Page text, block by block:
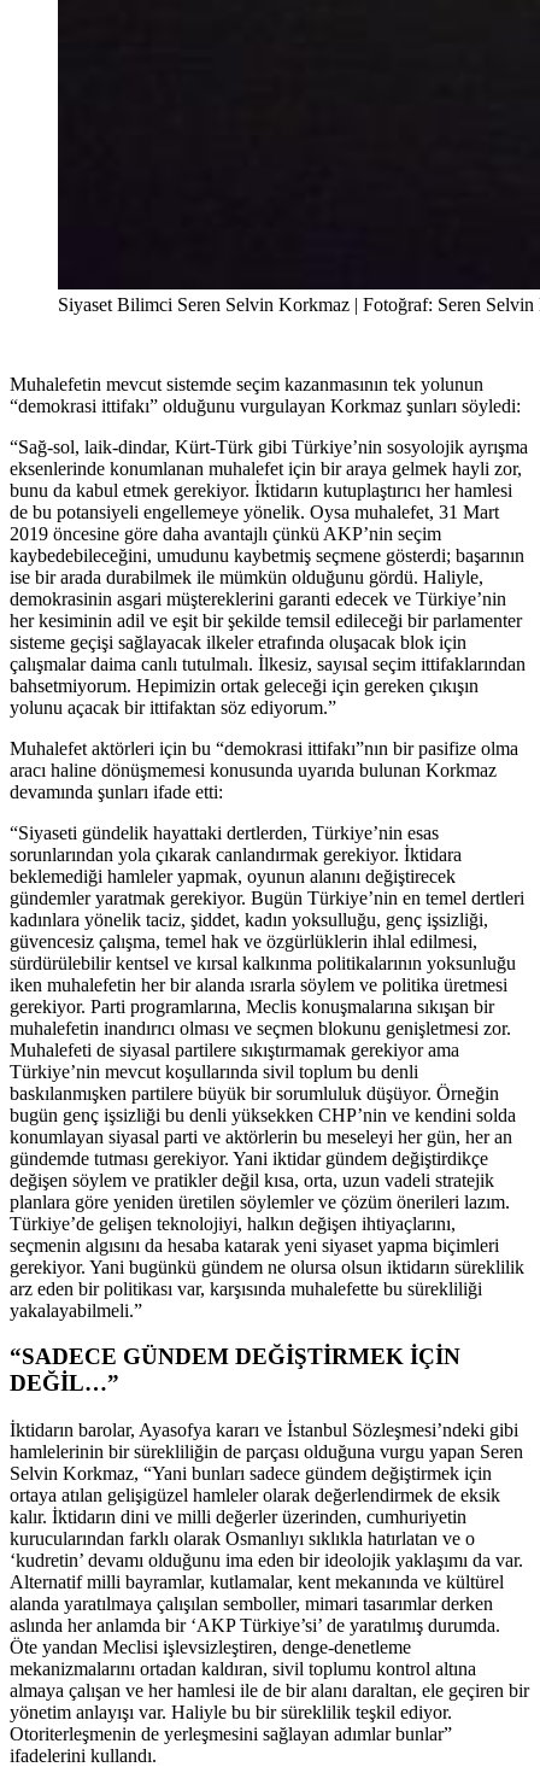
Siyaset Bilimci Seren Selvin Korkmaz | Fotoğraf: Seren Selvin
Muhalefetin mevcut sistemde seçim kazanmasının tek yolunun
“demokrasi ittifakı” olduğunu vurgulayan Korkmaz şunları söyledi:
“Sağ-sol, laik-dindar, Kürt-Türk gibi Türkiye’nin sosyolojik ayrışma
eksenlerinde konumlanan muhalefet için bir araya gelmek hayli zor,
bunu da kabul etmek gerekiyor. İktidarın kutuplaştırıcı her hamlesi
de bu potansiyeli engellemeye yönelik. Oysa muhalefet, 31 Mart
2019 öncesine göre daha avantajlı çünkü AKP’nin seçim
kaybedebileceğini, umudunu kaybetmiş seçmene gösterdi; başarının
ise bir arada durabilmek ile mümkün olduğunu gördü. Haliyle,
demokrasinin asgari müştereklerini garanti edecek ve Türkiye’nin
her kesiminin adil ve eşit bir şekilde temsil edileceği bir parlamenter
sisteme geçişi sağlayacak ilkeler etrafında oluşacak blok için
çalışmalar daima canlı tutulmalı. İlkesiz, sayısal seçim ittifaklarından
bahsetmiyorum. Hepimizin ortak geleceği için gereken çıkışın
yolunu açacak bir ittifaktan söz ediyorum.”
Muhalefet aktörleri için bu “demokrasi ittifakı”nın bir pasifize olma
aracı haline dönüşmemesi konusunda uyarıda bulunan Korkmaz
devamında şunları ifade etti:
“Siyaseti gündelik hayattaki dertlerden, Türkiye’nin esas
sorunlarından yola çıkarak canlandırmak gerekiyor. İktidara
beklemediği hamleler yapmak, oyunun alanını değiştirecek
gündemler yaratmak gerekiyor. Bugün Türkiye’nin en temel dertleri
kadınlara yönelik taciz, şiddet, kadın yoksulluğu, genç işsizliği,
güvencesiz çalışma, temel hak ve özgürlüklerin ihlal edilmesi,
sürdürülebilir kentsel ve kırsal kalkınma politikalarının yoksunluğu
iken muhalefetin her bir alanda ısrarla söylem ve politika üretmesi
gerekiyor. Parti programlarına, Meclis konuşmalarına sıkışan bir
muhalefetin inandırıcı olması ve seçmen blokunu genişletmesi zor.
Muhalefeti de siyasal partilere sıkıştırmamak gerekiyor ama
Türkiye’nin mevcut koşullarında sivil toplum bu denli
baskılanmışken partilere büyük bir sorumluluk düşüyor. Örneğin
bugün genç işsizliği bu denli yüksekken CHP’nin ve kendini solda
konumlayan siyasal parti ve aktörlerin bu meseleyi her gün, her an
gündemde tutması gerekiyor. Yani iktidar gündem değiştirdikçe
değişen söylem ve pratikler değil kısa, orta, uzun vadeli stratejik
planlara göre yeniden üretilen söylemler ve çözüm önerileri lazım.
Türkiye’de gelişen teknolojiyi, halkın değişen ihtiyaçlarını,
seçmenin algısını da hesaba katarak yeni siyaset yapma biçimleri
gerekiyor. Yani bugünkü gündem ne olursa olsun iktidarın süreklilik
arz eden bir politikası var, karşısında muhalefette bu sürekliliği
yakalayabilmeli.”
“SADECE GÜNDEM DEĞİŞTİRMEK İÇİN
DEĞİL…”
İktidarın barolar, Ayasofya kararı ve İstanbul Sözleşmesi’ndeki gibi
hamlelerinin bir sürekliliğin de parçası olduğuna vurgu yapan Seren
Selvin Korkmaz, “Yani bunları sadece gündem değiştirmek için
ortaya atılan gelişigüzel hamleler olarak değerlendirmek de eksik
kalır. İktidarın dini ve milli değerler üzerinden, cumhuriyetin
kurucularından farklı olarak Osmanlıyı sıklıkla hatırlatan ve o
‘kudretin’ devamı olduğunu ima eden bir ideolojik yaklaşımı da var.
Alternatif milli bayramlar, kutlamalar, kent mekanında ve kültürel
alanda yaratılmaya çalışılan semboller, mimari tasarımlar derken
aslında her anlamda bir ‘AKP Türkiye’si’ de yaratılmış durumda.
Öte yandan Meclisi işlevsizleştiren, denge-denetleme
mekanizmalarını ortadan kaldıran, sivil toplumu kontrol altına
almaya çalışan ve her hamlesi ile de bir alanı daraltan, ele geçiren bir
yönetim anlayışı var. Haliyle bu bir süreklilik teşkil ediyor.
Otoriterleşmenin de yerleşmesini sağlayan adımlar bunlar”
ifadelerini kullandı.